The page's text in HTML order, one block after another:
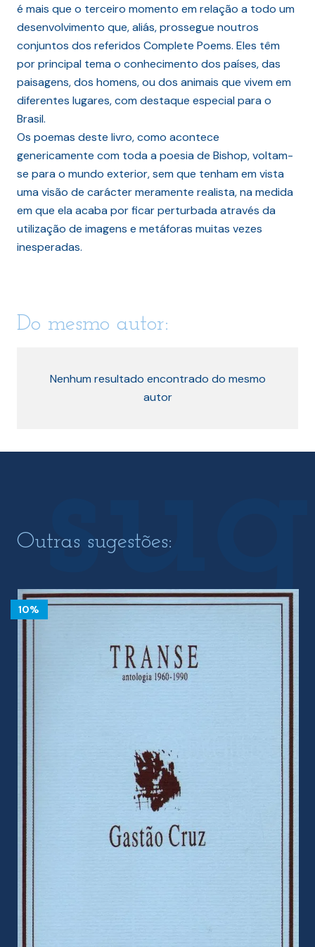
é mais que o terceiro momento em relação a todo um
desenvolvimento que, aliás, prossegue noutros
conjuntos dos referidos Complete Poems. Eles têm
por principal tema o conhecimento dos países, das
paisagens, dos homens, ou dos animais que vivem em
diferentes lugares, com destaque especial para o
Brasil.
Os poemas deste livro, como acontece
genericamente com toda a poesia de Bishop, voltam-
se para o mundo exterior, sem que tenham em vista
uma visão de carácter meramente realista, na medida
em que ela acaba por ficar perturbada através da
utilização de imagens e metáforas muitas vezes
inesperadas.
Do mesmo autor:
Nenhum resultado encontrado do mesmo
autor
Outras sugestões:
10%